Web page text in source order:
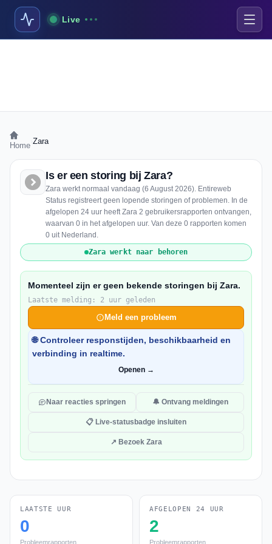
Live
Home Zara
Is er een storing bij Zara?
Zara werkt normaal vandaag (6 August 2026). Entireweb
Status registreert geen lopende storingen of problemen. In de
afgelopen 24 uur heeft Zara 2 gebruikersrapporten ontvangen,
waarvan 0 in het afgelopen uur. Van deze 0 rapporten komen
0 uit Nederland.
Zara werkt naar behoren
Momenteel zijn er geen bekende storingen bij Zara.
Laatste melding: 2 uur geleden
Meld een probleem
🌐 Controleer responstijden, beschikbaarheid en
verbinding in realtime.
Openen →
Naar reacties springen 🔔 Ontvang meldingen
📋 Live-statusbadge insluiten
↗ Bezoek Zara
LAATSTE UUR
0
Probleemrapporten
AFGELOPEN 24 UUR
2
Probleemrapporten